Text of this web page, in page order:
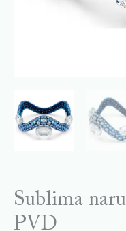
Sublima
PVD